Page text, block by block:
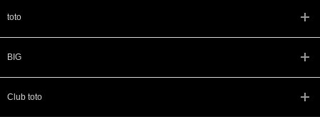
toto
BIG
Club toto